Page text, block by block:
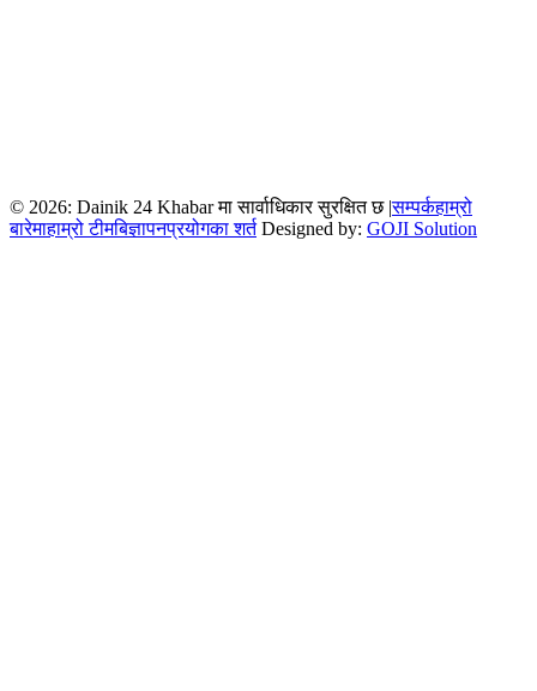
© 2026: Dainik 24 Khabar मा सार्वाधिकार सुरक्षित छ |सम्पर्कहाम्रो
बारेमाहाम्रो टीमबिज्ञापनप्रयोगका शर्तDesigned by: GOJI Solution